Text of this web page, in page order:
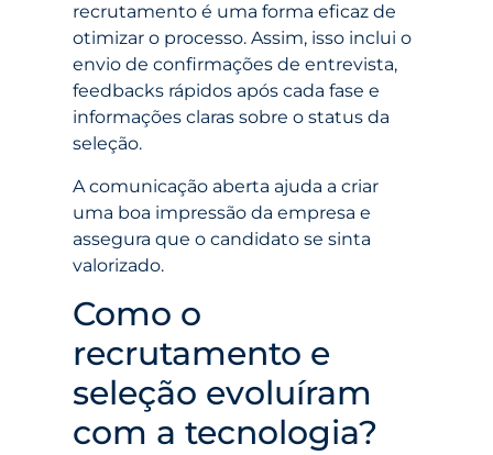
recrutamento é uma forma eficaz de
otimizar o processo. Assim, isso inclui o
envio de confirmações de entrevista,
feedbacks rápidos após cada fase e
informações claras sobre o status da
seleção.
A comunicação aberta ajuda a criar
uma boa impressão da empresa e
assegura que o candidato se sinta
valorizado.
Como o
recrutamento e
seleção evoluíram
com a tecnologia?